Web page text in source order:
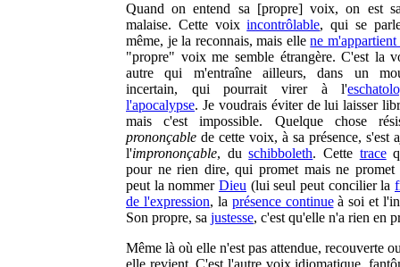
Quand on entend sa [propre] voix, on est
malaise. Cette voixincontrôlable, qui se
même, je la reconnais, mais ellene m'appartient
"propre" voix me semble étrangère. C'est la
autre qui m'entraîne ailleurs, dans un
incertain, qui pourrait virer à l'
l'apocalypse. Je voudrais éviter de lui laisser
mais c'est impossible. Quelque chose
prononçable de cette voix, à sa présence, s'est
l'imprononçable, duschibboleth. Cette trace
pour ne rien dire, qui promet mais ne promet
peut la nommer Dieu (lui seul peut concilier la
de l'expression, la présence continueà soi et
Son propre, sa justesse, c'est qu'elle n'a rien en
Même là où elle n'est pas attendue, recouverte
elle revient. C'est l'autre voix idiomatique,